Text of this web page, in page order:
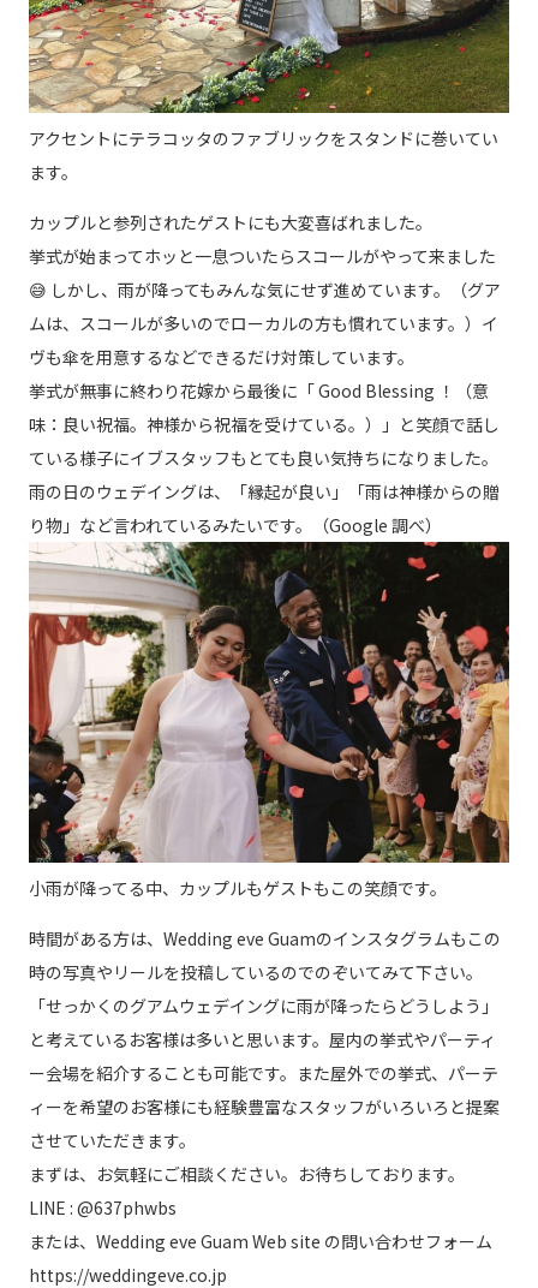
アクセントにテラコッタのファブリックをスタンドに巻いてい
ます。
カップルと参列されたゲストにも大変喜ばれました。
挙式が始まってホッと一息ついたらスコールがやって来ました
😅 しかし、雨が降ってもみんな気にせず進めています。（グア
ムは、スコールが多いのでローカルの方も慣れています。）イ
ヴも傘を用意するなどできるだけ対策しています。
挙式が無事に終わり花嫁から最後に「 Good Blessing ！（意
味：良い祝福。神様から祝福を受けている。）」と笑顔で話し
ている様子にイブスタッフもとても良い気持ちになりました。
雨の日のウェデイングは、「縁起が良い」「雨は神様からの贈
り物」など言われているみたいです。（Google 調べ）
小雨が降ってる中、カップルもゲストもこの笑顔です。
時間がある方は、Wedding eve Guamのインスタグラムもこの
時の写真やリールを投稿しているのでのぞいてみて下さい。
「せっかくのグアムウェデイングに雨が降ったらどうしよう」
と考えているお客様は多いと思います。屋内の挙式やパーティ
ー会場を紹介することも可能です。また屋外での挙式、パーテ
ィーを希望のお客様にも経験豊富なスタッフがいろいろと提案
させていただきます。
まずは、お気軽にご相談ください。お待ちしております。
LINE : @637phwbs
または、Wedding eve Guam Web site の問い合わせフォーム
https://weddingeve.co.jp